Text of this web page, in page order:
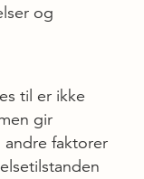
og
til er ikke
gir
faktorer